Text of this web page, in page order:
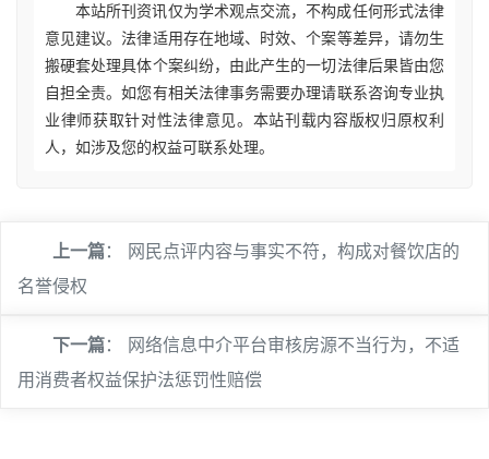
本站所刊资讯仅为学术观点交流，不构成任何形式法律
意见建议。法律适用存在地域、时效、个案等差异，请勿生
搬硬套处理具体个案纠纷，由此产生的一切法律后果皆由您
自担全责。如您有相关法律事务需要办理请联系咨询专业执
业律师获取针对性法律意见。本站刊载内容版权归原权利
人，如涉及您的权益可联系处理。
上一篇： 网民点评内容与事实不符，构成对餐饮店的
名誉侵权
下一篇： 网络信息中介平台审核房源不当行为，不适
用消费者权益保护法惩罚性赔偿